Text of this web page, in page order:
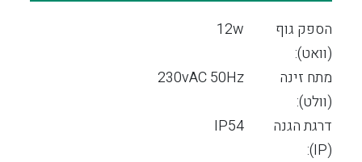
הספק גוף
(וואט):
12w
מתח זינה
(וולט):
230vAC 50Hz
דרגת הגנה
(IP):
IP54